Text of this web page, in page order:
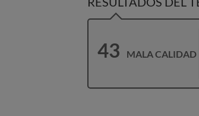
43 MALA CALIDAD